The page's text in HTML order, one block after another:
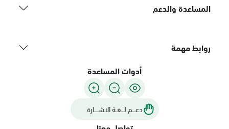
المساعدة والدعم
روابط مهمة
أدوات المساعدة
دعـــم لـــغـة الاشــــارة